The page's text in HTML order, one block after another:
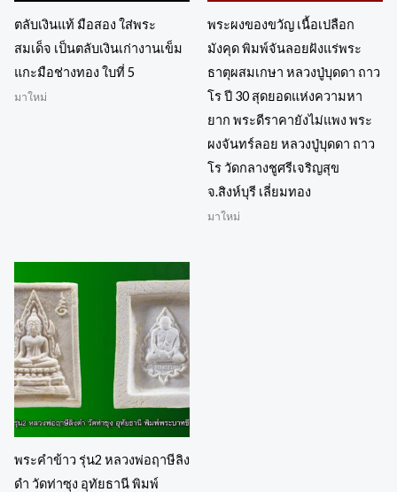
ตลับเงินแท้ มือสอง ใส่พระ
สมเด็จ เป็นตลับเงินเก่างานเข็ม
แกะมือช่างทอง ใบที่ 5
มาใหม่
พระผงของขวัญ เนื้อเปลือก
มังคุด พิมพ์จันลอยฝังแร่พระ
ธาตุผสมเกษา หลวงปู่บุดดา ถาว
โร ปี 30 สุดยอดแห่งความหา
ยาก พระดีราคายังไม่แพง พระ
ผงจันทร์ลอย หลวงปู่บุดดา ถาว
โร วัดกลางชูศรีเจริญสุข
จ.สิงห์บุรี เลี่ยมทอง
มาใหม่
พระคำข้าว รุ่น2 หลวงพ่อฤาษีลิง
ดำ วัดท่าซุง อุทัยธานี พิมพ์